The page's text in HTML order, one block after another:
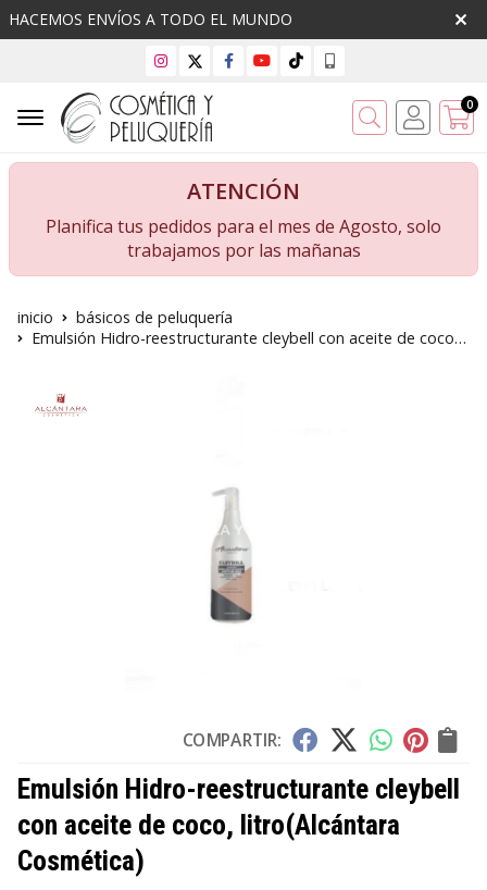
HACEMOS ENVÍOS A TODO EL MUNDO
Buscar 0
ATENCIÓN
Planifica tus pedidos para el mes de Agosto, solo
trabajamos por las mañanas
inicio
básicos de peluquería
Emulsión Hidro-reestructurante cleybell con aceite de coco, litro
COMPARTIR:
Emulsión Hidro-reestructurante cleybell
con aceite de coco, litro(Alcántara
Cosmética)